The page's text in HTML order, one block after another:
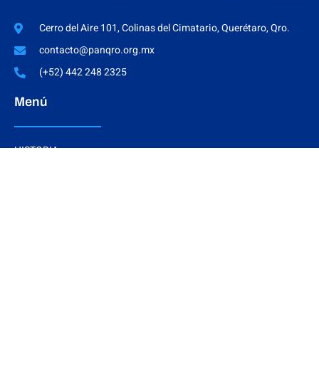
Cerro del Aire 101, Colinas del Cimatario, Querétaro, Qro.
contacto@panqro.org.mx
(+52) 442 248 2325
Menú
HISTORIA